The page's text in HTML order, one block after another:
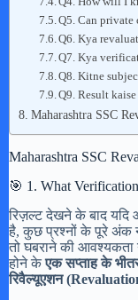
Q5. Can private
Q6. Kya
Q7. Kya
Q8. Kitne
Q9. Result
Maharashtra SSC
Maharashtra SSC
🎯 1. What
रिज़ल्ट देखने के बाद
है, कुछ प्रश्नों के पूरे अंक
तो घबराने की आवश्यकता
होने केएक सप्ताह के
रिवैल्यूएशन